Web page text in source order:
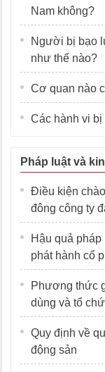
Nam không?
Người bị bạo
như thế nào?
Cơ quan nào
Các hành vi
Pháp luật và
Điều kiện
đông công ty
Hậu quả
phát hành cổ
Phương thức
dùng và tổ
Quy định về
động sản